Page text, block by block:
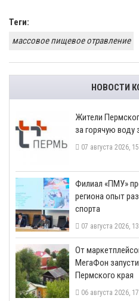
Теги:
массовое пищевое отравление
НОВОСТИ
​Жители
за горячую воду
07 августа 2026,
​Филиал «ПМУ»
региона опыт
спорта
07 августа 2026,
От
МегаФон
Пермского края
06 августа 2026,